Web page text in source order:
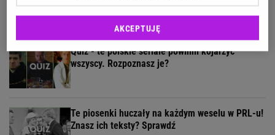
Quiz - te polskie seriale powinni kojarzyć
wszyscy. Rozpoznasz je?
Te piosenki huczały na każdym weselu w PRL-u!
Znasz ich teksty? Sprawdź
AKCEPTUJĘ